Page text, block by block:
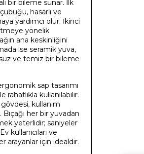
bir bileme sunar. İlk
hasarlı ve
yardımcı olur. İkinci
yönelik
ana keskinliğini
ise seramik yuva,
ve temiz bir bileme
sap tasarımı
rahatlıkla kullanılabilir.
kullanım
Bıçağı her bir yuvadan
yeterlidir; saniyeler
kullanıcıları ve
arayanlar için idealdir.